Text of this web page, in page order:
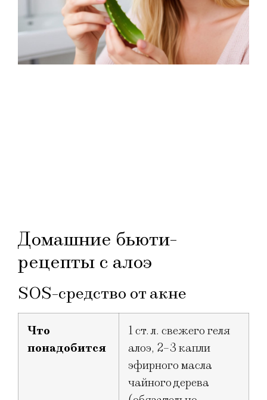
Домашние бьюти-
рецепты с алоэ
SOS-средство от акне
Что
понадобится
1 ст. л. свежего геля
алоэ, 2–3 капли
эфирного масла
чайного дерева